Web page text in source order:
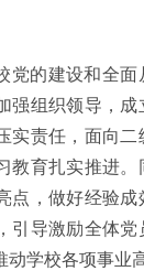
党的建设和全面
强组织领导，成
实责任，面向二
教育扎实推进。
点，做好经验成
引导激励全体党
学校各项事业